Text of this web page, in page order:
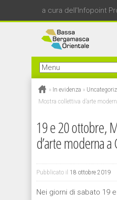
a cura dell'Infopoint
» In evidenza »
Mostra collettiva d’arte
19 e 20 ottobre,
d’arte moderna a
Pubblicato il 18 ottobre 2019
Nei giorni di sabato 19